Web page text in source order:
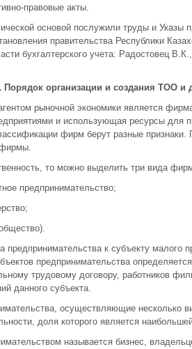
правовые акты.
основой послужили труды и Указы
правительства Республики
бухгалтерского учета: Радостовец
Порядок организации и создания ТОО и
рыночной экономики является
и использующая ресурсы для
фирм берут разные
фирмы.
то можно выделить три вида
предпринимательство;
предпринимательства к субъекту малого
предпринимательства
трудовому договору, работников
данного субъекта.
осуществляющие несколько
доля которого является
называется бизнес,